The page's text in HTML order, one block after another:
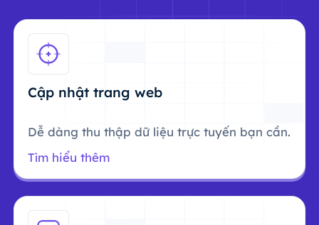
Cập nhật trang web
Dễ dàng thu thập dữ liệu trực tuyến bạn cần.
Tìm hiểu thêm